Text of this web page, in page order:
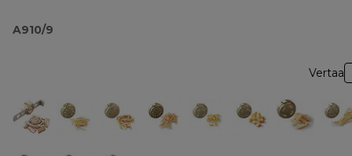
A910/9
Vertaa